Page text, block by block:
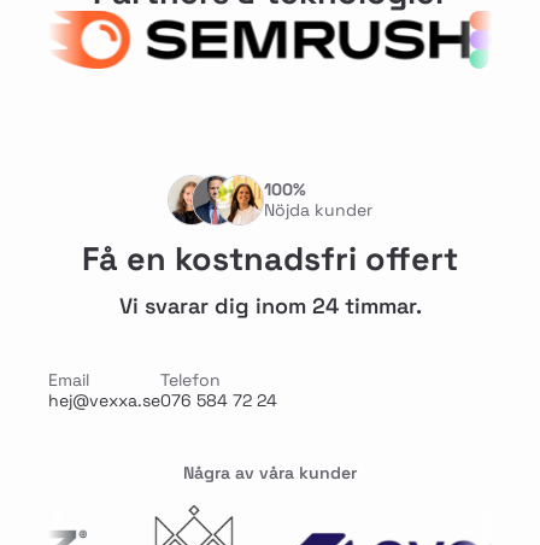
100%
Nöjda kunder
Få en kostnadsfri offert
Vi svarar dig inom 24 timmar.
Email
hej@vexxa.se
Telefon
076 584 72 24
Några av våra kunder